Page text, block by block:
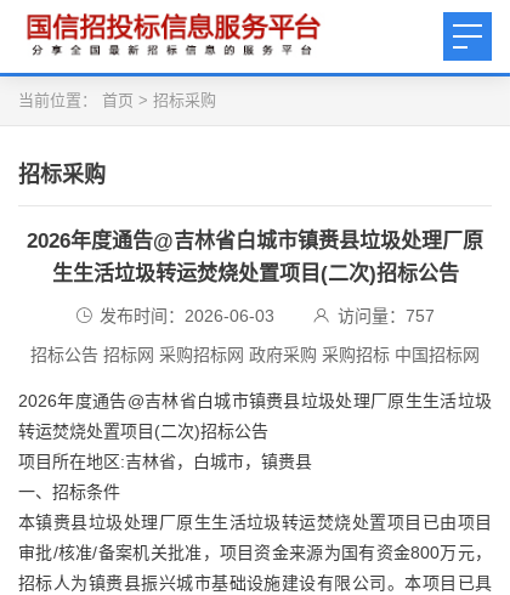
当前位置： 首页 > 招标采购
招标采购
2026年度通告@吉林省白城市镇赉县垃圾处理厂原
生生活垃圾转运焚烧处置项目(二次)招标公告
发布时间：2026-06-03 访问量： 757
招标公告 招标网 采购招标网 政府采购 采购招标 中国招标网
2026年度通告@吉林省白城市镇赉县垃圾处理厂原生生活垃圾
转运焚烧处置项目(二次)招标公告
项目所在地区:吉林省，白城市，镇赉县
一、招标条件
本镇赉县垃圾处理厂原生生活垃圾转运焚烧处置项目已由项目
审批/核准/备案机关批准，项目资金来源为国有资金800万元，
招标人为镇赉县振兴城市基础设施建设有限公司。本项目已具